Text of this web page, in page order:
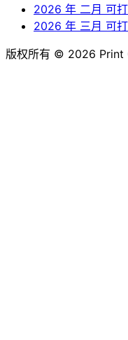
2026 年 二月 可
2026 年 三月 可
版权所有 © 2026 Print